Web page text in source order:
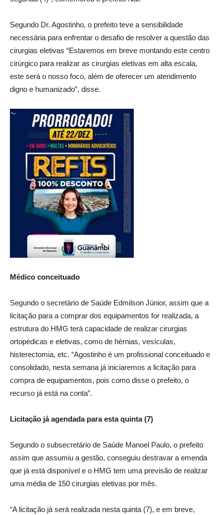
Segundo Dr. Agostinho, o prefeito teve a sensibilidade
necessária para enfrentar o desafio de resolver a questão das
cirurgias eletivas “Estaremos em breve montando este centro
cirúrgico para realizar as cirurgias eletivas em alta escala,
este será o nosso foco, além de oferecer um atendimento
digno e humanizado”, disse.
Médico conceituado
Segundo o secretário de Saúde Edmilson Júnior, assim que a
licitação para a comprar dos equipamentos for realizada, a
estrutura do HMG terá capacidade de realizar cirurgias
ortopédicas e eletivas, como de hérnias, vesículas,
histerectomia, etc. “Agostinho é um profissional conceituado e
consolidado, nesta semana já iniciaremos a licitação para
compra de equipamentos, pois como disse o prefeito, o
recurso já está na conta”.
Licitação já agendada para esta quinta (7)
Segundo o subsecretário de Saúde Manoel Paulo, o prefeito
assim que assumiu a gestão, conseguiu destravar a emenda
que já está disponível e o HMG tem uma previsão de realizar
uma média de 150 cirurgias eletivas por mês.
“A licitação já será realizada nesta quinta (7), e em breve,